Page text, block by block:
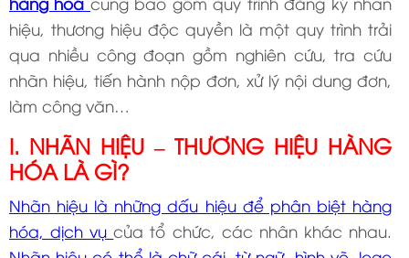
hiệu, thương hiệu độc quyền là một quy trình trải
qua nhiều công đoạn gồm nghiên cứu, tra cứu
nhãn hiệu, tiến hành nộp đơn, xử lý nội dung đơn,
làm công văn…
I. NHÃN HIỆU – THƯƠNG HIỆU HÀNG
HÓA LÀ GÌ?
Nhãn hiệu là những dấu hiệu để phân biệt hàng
hóa, dịch vụcủa tổ chức, các nhân khác nhau.